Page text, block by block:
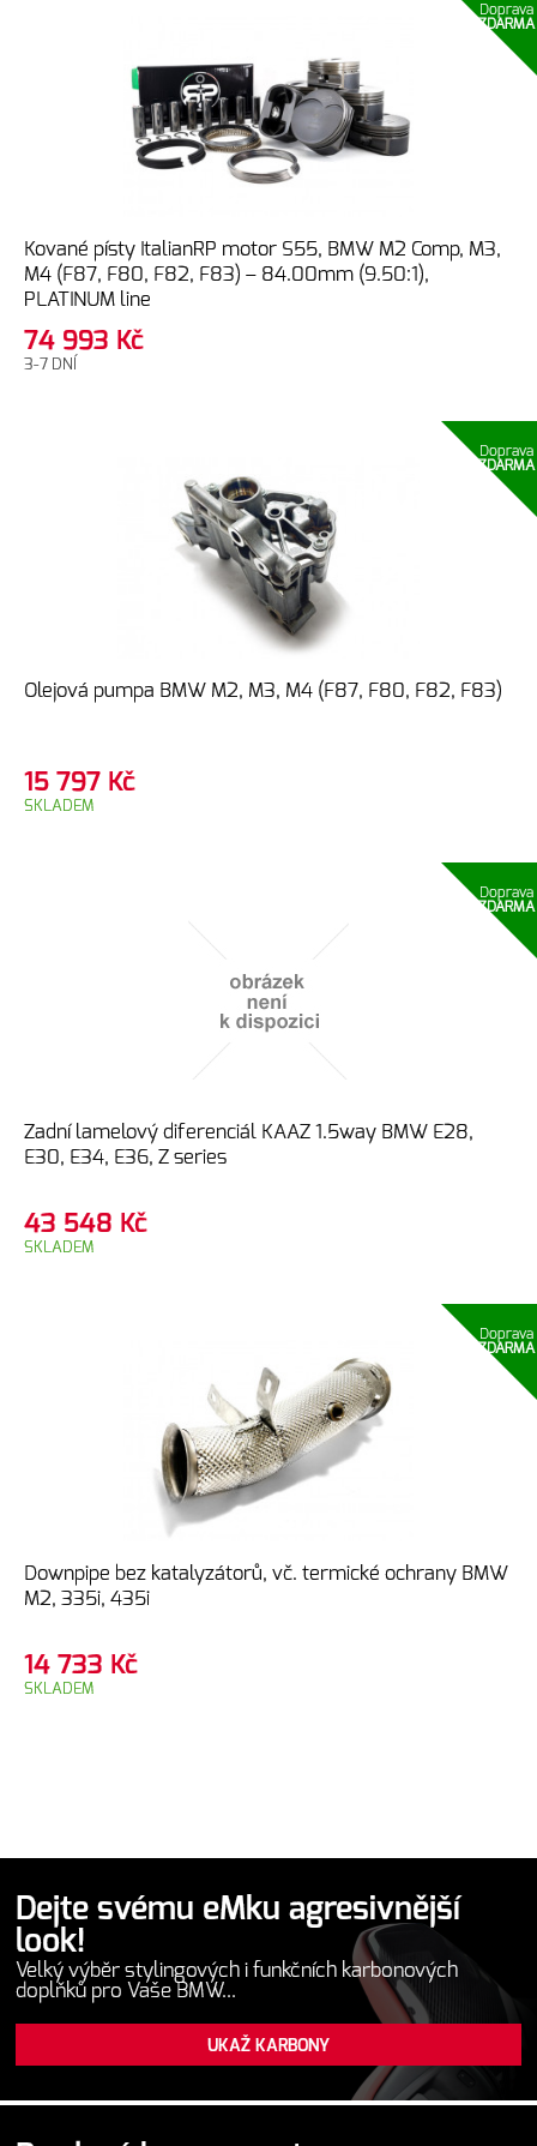
Kované písty ItalianRP motor S55, BMW M2 Comp, M3,
M4 (F87, F80, F82, F83) – 84.00mm (9.50:1),
PLATINUM line
74 993 Kč
3-7 DNÍ
Doprava
ZDARMA
Olejová pumpa BMW M2, M3, M4 (F87, F80, F82, F83)
15 797 Kč
SKLADEM
Doprava
ZDARMA
Zadní lamelový diferenciál KAAZ 1.5way BMW E28,
E30, E34, E36, Z series
43 548 Kč
SKLADEM
Doprava
ZDARMA
Downpipe bez katalyzátorů, vč. termické ochrany BMW
M2, 335i, 435i
14 733 Kč
SKLADEM
Doprava
ZDARMA
Dejte svému eMku agresivnější
look!
Velký výběr stylingových i funkčních karbonových
doplňků pro Vaše BMW...
UKAŽ KARBONY